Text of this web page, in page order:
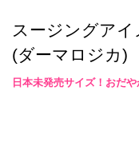
スージングア
(ダーマロジカ)
日本未発売サイズ！おだ